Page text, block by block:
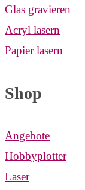
Glas gravieren
Acryl lasern
Papier lasern
Shop
Angebote
Hobbyplotter
Laser